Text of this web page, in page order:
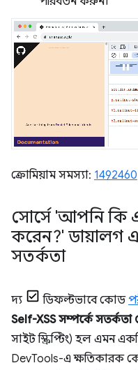
ক্রোমিয়াম সমস্যা: 1492460
সোর্সে 'আপনি কি
করেন?' ডায়ালগ
সতর্কতা
দ্য ডিফল্টভাবে কোড
Self-XSS সম্পর্কে সতর্কতা
সাইট স্ক্রিপ্টিং) হল এমন
DevTools-এ ক্ষতিকারক